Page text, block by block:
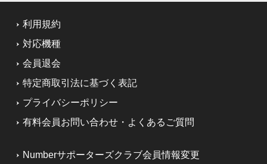
利用規約
対応機種
会員退会
特定商取引法に基づく表記
プライバシーポリシー
有料会員お問い合わせ・よくあるご質問
Numberサポーターズクラブ会員情報変更